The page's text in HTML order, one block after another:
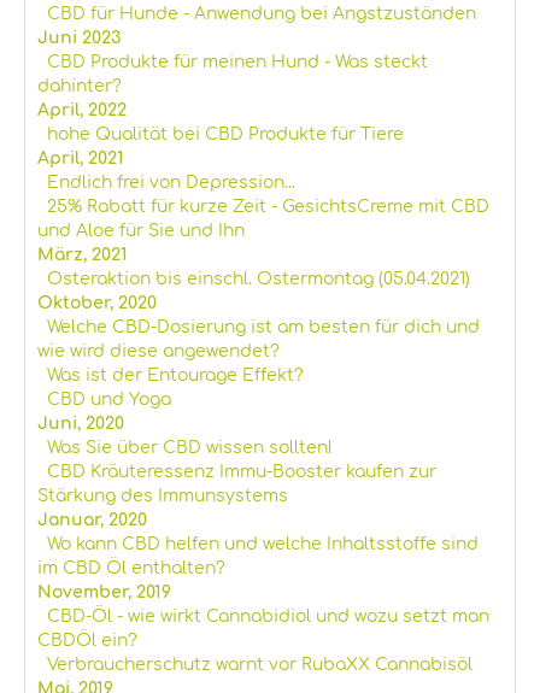
CBD für Hunde - Anwendung bei Angstzuständen
Juni 2023
CBD Produkte für meinen Hund - Was steckt
dahinter?
April, 2022
hohe Qualität bei CBD Produkte für Tiere
April, 2021
Endlich frei von Depression...
25% Rabatt für kurze Zeit - GesichtsCreme mit CBD
und Aloe für Sie und Ihn
März, 2021
Osteraktion bis einschl. Ostermontag (05.04.2021)
Oktober, 2020
Welche CBD-Dosierung ist am besten für dich und
wie wird diese angewendet?
Was ist der Entourage Effekt?
CBD und Yoga
Juni, 2020
Was Sie über CBD wissen sollten!
CBD Kräuteressenz Immu-Booster kaufen zur
Stärkung des Immunsystems
Januar, 2020
Wo kann CBD helfen und welche Inhaltsstoffe sind
im CBD Öl enthalten?
November, 2019
CBD-Öl - wie wirkt Cannabidiol und wozu setzt man
CBDÖl ein?
Verbraucherschutz warnt vor RubaXX Cannabisöl
Mai, 2019